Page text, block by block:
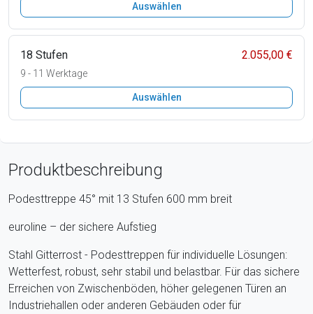
Auswählen
18 Stufen 2.055,00 €
9 - 11 Werktage
Auswählen
Produktbeschreibung
Podesttreppe 45° mit 13 Stufen 600 mm breit
euroline – der sichere Aufstieg
Stahl Gitterrost - Podesttreppen für individuelle Lösungen:
Wetterfest, robust, sehr stabil und belastbar. Für das sichere
Erreichen von Zwischenböden, höher gelegenen Türen an
Industriehallen oder anderen Gebäuden oder für